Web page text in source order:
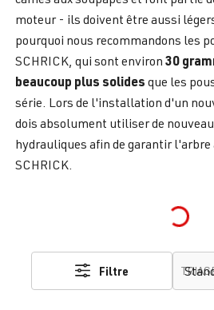
moteur - ils doivent être aussi
pourquoi nous recommandons les
SCHRICK, qui sont environ 30
beaucoup plus solides que les
série. Lors de l'installation d'un
dois absolument utiliser de
hydrauliques afin de garantir l'arbre
SCHRICK.
Loading...
Filtre